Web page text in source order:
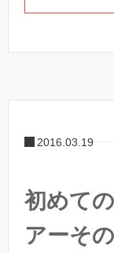
2016.03.19
初めて
アーそ